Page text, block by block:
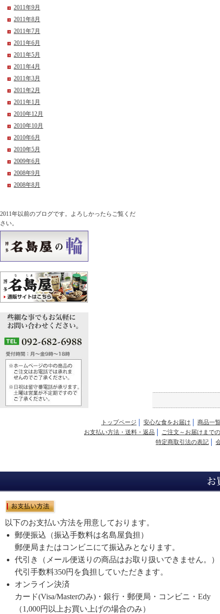
2011年9月
2011年8月
2011年7月
2011年6月
2011年5月
2011年4月
2011年3月
2011年2月
2011年1月
2010年12月
2010年10月
2010年6月
2010年5月
2009年6月
2008年9月
2008年8月
2011年以前のブログです。よろしかったらご覧くだ
さい。
トップページ 安心な食をお届け
商品一
お支払い方法・送料・返品
ご注文～お届けまで
特定商取引法の表記
以下のお支払い方法を用意しております。
郵便振込（振込手数料は名島屋負担）
郵便局またはコンビニにて振込みとなります。
代引き（メール便送りの商品はお取り扱いできません。）
代引手数料350円を負担していただきます。
オンライン決済
カード(Visa/Masterのみ)・銀行・郵便局・コンビニ・Edy
（1,000円以上お買い上げの場合のみ）